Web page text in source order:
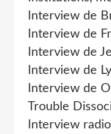
Interview de
Interview de
Interview de
Interview de
Interview de
Trouble
Interview